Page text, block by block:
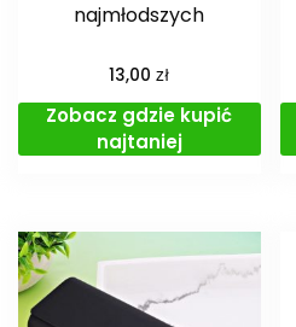
najmłodszych
13,00zł
Zobacz gdzie kupić
najtaniej